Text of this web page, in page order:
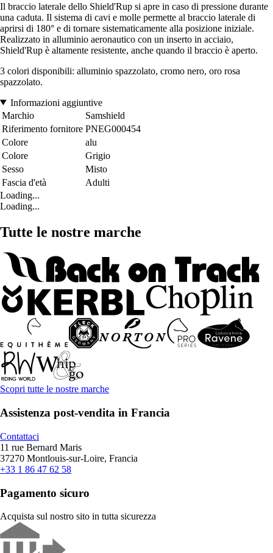
Il braccio laterale dello Shield'Rup si apre in caso di pressione durante
una caduta. Il sistema di cavi e molle permette al braccio laterale di
aprirsi di 180° e di tornare sistematicamente alla posizione iniziale.
Realizzato in alluminio aeronautico con un inserto in acciaio,
Shield'Rup è altamente resistente, anche quando il braccio è aperto.
3 colori disponibili: alluminio spazzolato, cromo nero, oro rosa
spazzolato.
Informazioni aggiuntive
Marchio
Samshield
Riferimento fornitore PNEG000454
Colore
alu
Colore
Grigio
Sesso
Misto
Fascia d'età
Adulti
Loading...
Loading...
Tutte le nostre marche
Scopri tutte le nostre marche
Assistenza post-vendita in Francia
Contattaci
11 rue Bernard Maris
37270 Montlouis-sur-Loire, Francia
+33 1 86 47 62 58
Pagamento sicuro
Acquista sul nostro sito in tutta sicurezza